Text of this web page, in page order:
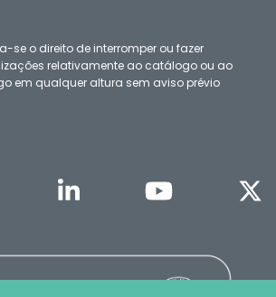
se o direito de interromper ou fazer
relativamente ao catálogo ou ao
em qualquer altura sem aviso prévio